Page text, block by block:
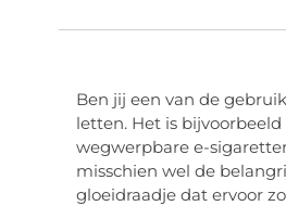
Ben jij een van de
letten. Het is
wegwerpbare e-
misschien wel de
gloeidraadje dat ervoor